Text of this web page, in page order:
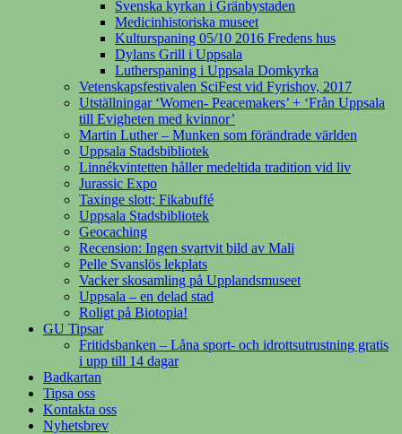
Svenska kyrkan i Gränbystaden
Medicinhistoriska museet
Kulturspaning 05/10 2016 Fredens hus
Dylans Grill i Uppsala
Lutherspaning i Uppsala Domkyrka
Vetenskapsfestivalen SciFest vid Fyrishov, 2017
Utställningar ‘Women- Peacemakers’ + ‘Från Uppsala
till Evigheten med kvinnor’
Martin Luther – Munken som förändrade världen
Uppsala Stadsbibliotek
Linnékvintetten håller medeltida tradition vid liv
Jurassic Expo
Taxinge slott; Fikabuffé
Uppsala Stadsbibliotek
Geocaching
Recension: Ingen svartvit bild av Mali
Pelle Svanslös lekplats
Vacker skosamling på Upplandsmuseet
Uppsala – en delad stad
Roligt på Biotopia!
GU Tipsar
Fritidsbanken – Låna sport- och idrottsutrustning gratis
i upp till 14 dagar
Badkartan
Tipsa oss
Kontakta oss
Nyhetsbrev